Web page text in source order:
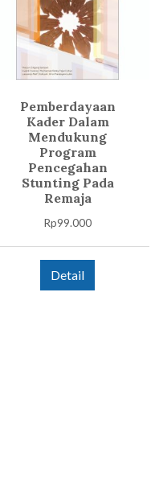
Pemberdayaan
Kader Dalam
Mendukung
Program
Pencegahan
Stunting Pada
Remaja
Rp99.000
Detail